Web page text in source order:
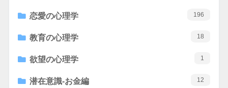
恋愛の心理学 196
教育の心理学 18
欲望の心理学 1
潜在意識-お金編 12